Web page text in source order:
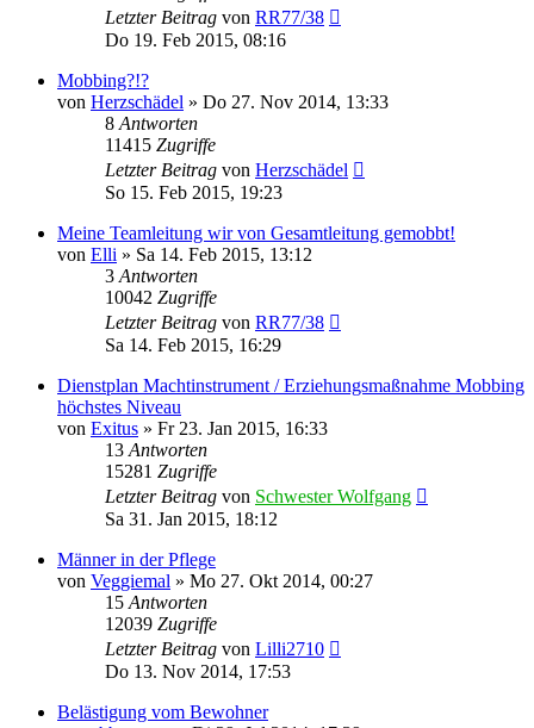
Letzter Beitrag von RR77/38
Do 19. Feb 2015, 08:16
Mobbing?!?
von Herzschädel » Do 27. Nov 2014, 13:33
8 Antworten
11415 Zugriffe
Letzter Beitrag von Herzschädel
So 15. Feb 2015, 19:23
Meine Teamleitung wir von Gesamtleitung gemobbt!
von Elli » Sa 14. Feb 2015, 13:12
3 Antworten
10042 Zugriffe
Letzter Beitrag von RR77/38
Sa 14. Feb 2015, 16:29
Dienstplan Machtinstrument / Erziehungsmaßnahme Mobbing
höchstes Niveau
von Exitus » Fr 23. Jan 2015, 16:33
13 Antworten
15281 Zugriffe
Letzter Beitrag von Schwester Wolfgang
Sa 31. Jan 2015, 18:12
Männer in der Pflege
von Veggiemal » Mo 27. Okt 2014, 00:27
15 Antworten
12039 Zugriffe
Letzter Beitrag von Lilli2710
Do 13. Nov 2014, 17:53
Belästigung vom Bewohner